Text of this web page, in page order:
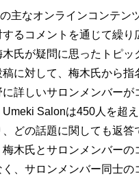
主なオンラインコンテン
るコメントを通じて繰り
氏が疑問に思ったトピッ
に対して、梅木氏から指
詳しいサロンメンバーが
Salonは450人を超
どの話題に関しても返答
木氏とサロンメンバーの
く、サロンメンバー同士の